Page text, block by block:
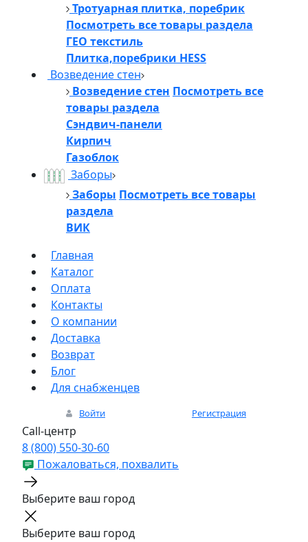
Тротуарная плитка, поребрик
Посмотреть все товары раздела
ГЕО текстиль
Плитка,поребрики HESS
Возведение стен
Возведение стен Посмотреть все
товары раздела
Сэндвич-панели
Кирпич
Газоблок
Заборы
Заборы Посмотреть все товары
раздела
ВИК
Главная
Каталог
Оплата
Контакты
О компании
Доставка
Возврат
Блог
Для снабженцев
Войти Регистрация
Call-центр
8 (800) 550-30-60
Пожаловаться, похвалить
Выберите ваш город
Выберите ваш город